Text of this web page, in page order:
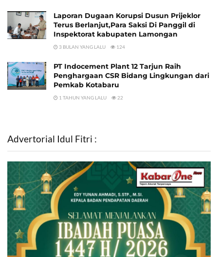
Laporan Dugaan Korupsi Dusun Prijeklor
Terus Berlanjut,Para Saksi Di Panggil di
Inspektorat kabupaten Lamongan
3 BULAN YANG LALU 124
PT Indocement Plant 12 Tarjun Raih
Penghargaan CSR Bidang Lingkungan dari
Pemkab Kotabaru
1 TAHUN YANG LALU 22
Advertorial Idul Fitri :